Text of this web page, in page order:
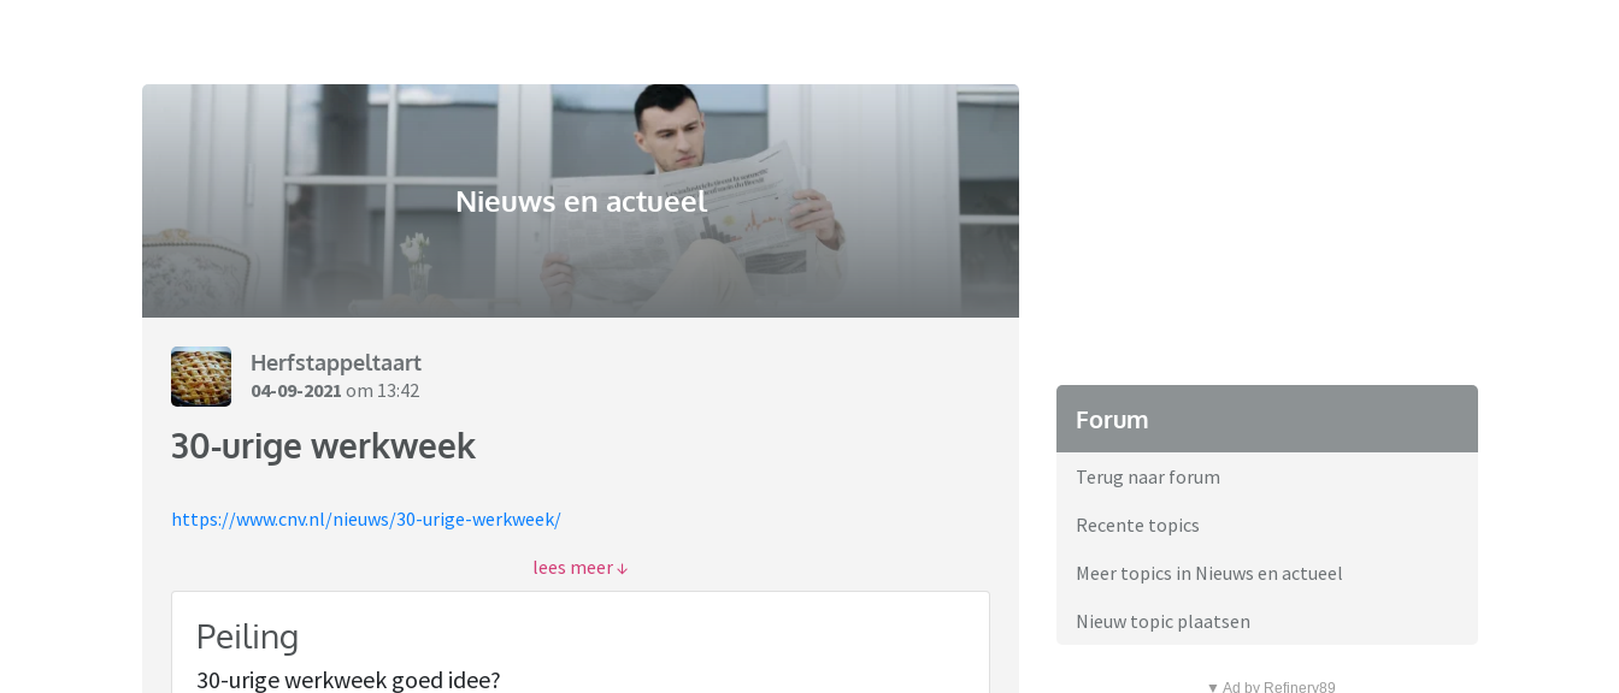
Nieuws en actueel
Herfstappeltaart
04-09-2021 om 13:42
30-urige werkweek
https://www.cnv.nl/nieuws/30-urige-werkweek/
Het CNV pleit (opnieuw) voor een 30-urige werkweek.
Veel mensen zitten constant op het randje van een burnout en op deze manier zou de werk/prive-
verhouding beter worden.
Ik vind het een goed idee. De maatschappij is tegenwoordig zo ingericht dat van mannen en
Peiling
30-urige werkweek goed idee?
Forum
Terug naar forum
Recente topics
Meer topics in Nieuws en actueel
Nieuw topic plaatsen
▼ Ad by Refinery89